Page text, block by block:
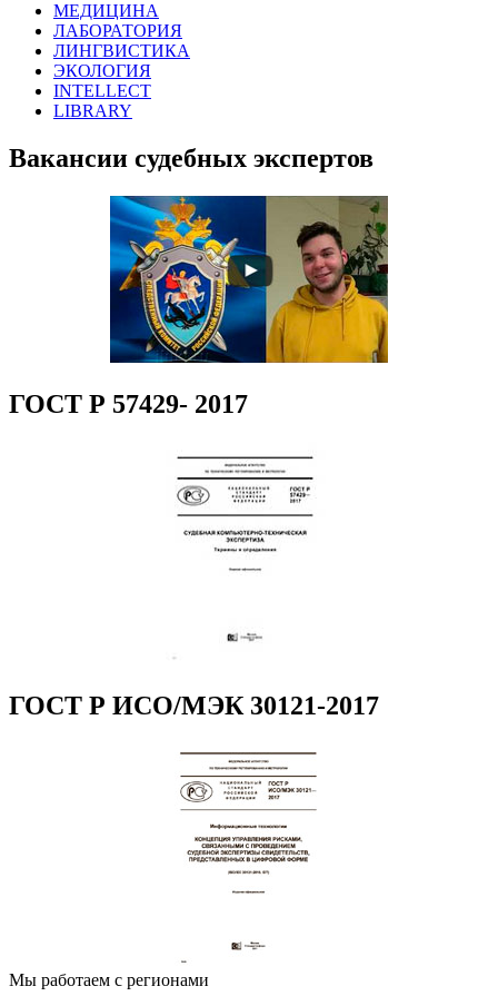
МЕДИЦИНА
ЛАБОРАТОРИЯ
ЛИНГВИСТИКА
ЭКОЛОГИЯ
INTELLECT
LIBRARY
Вакансии судебных экспертов
ГОСТ Р 57429- 2017
ГОСТ Р ИСО/МЭК 30121-2017
Мы работаем с регионами